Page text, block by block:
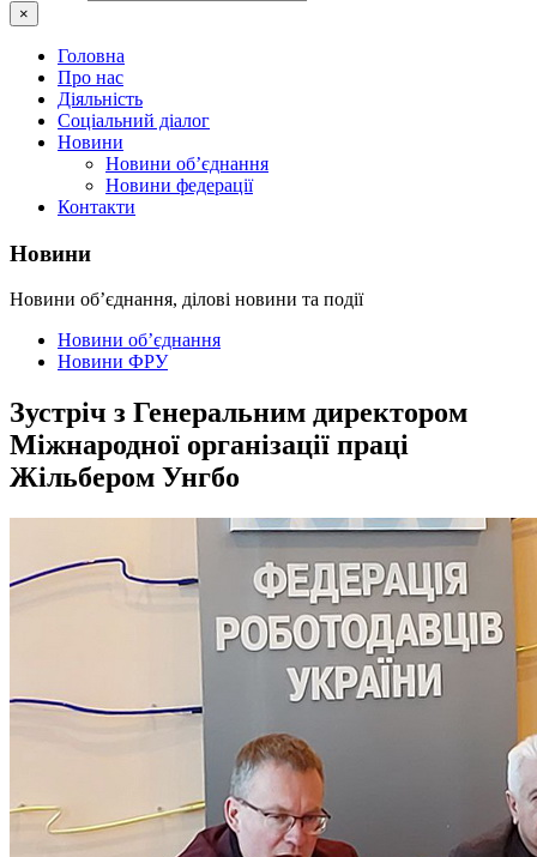
×
Головна
Про нас
Діяльність
Соціальний діалог
Новини
Новини об’єднання
Новини федерації
Контакти
Новини
Новини об’єднання, ділові новини та події
Новини об’єднання
Новини ФРУ
Зустріч з Генеральним директором
Міжнародної організації праці
Жільбером Унгбо